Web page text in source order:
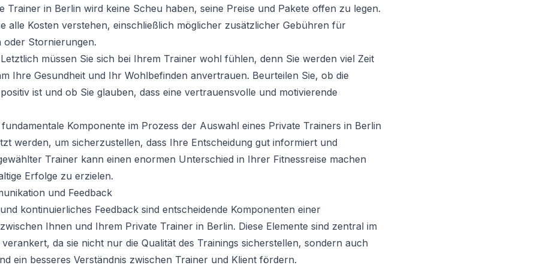
Trainer in Berlin wird keine Scheu haben, seine Preise und Pakete offen zu legen.
alle Kosten verstehen, einschließlich möglicher zusätzlicher Gebühren für
oder Stornierungen.
müssen Sie sich bei Ihrem Trainer wohl fühlen, denn Sie werden viel Zeit
Ihre Gesundheit und Ihr Wohlbefinden anvertrauen. Beurteilen Sie, ob die
ist und ob Sie glauben, dass eine vertrauensvolle und motivierende
Komponente im Prozess der Auswahl eines Private Trainers in Berlin
werden, um sicherzustellen, dass Ihre Entscheidung gut informiert und
Trainer kann einen enormen Unterschied in Ihrer Fitnessreise machen
Erfolge zu erzielen.
und Feedback
kontinuierliches Feedback sind entscheidende Komponenten einer
Ihnen und Ihrem Private Trainer in Berlin. Diese Elemente sind zentral im
da sie nicht nur die Qualität des Trainings sicherstellen, sondern auch
ein besseres Verständnis zwischen Trainer und Klient fördern.